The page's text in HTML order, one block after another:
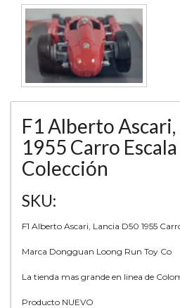
F1 Alberto
1955 Carro
Colección
SKU:
F1 Alberto Ascari, Lancia D50 1955
Marca Dongguan Loong Run Toy Co
La tienda mas grande en linea de
Producto NUEVO